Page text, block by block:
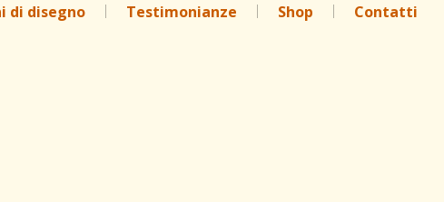
di disegno Testimonianze Shop Contatti